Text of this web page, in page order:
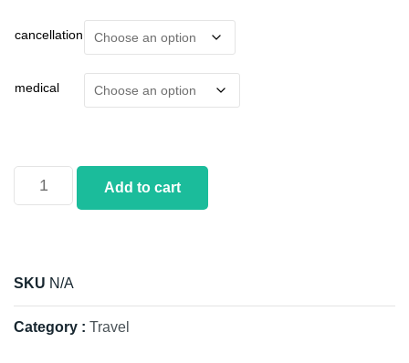
cancellation
medical
Add to cart
SKU N/A
Category : Travel